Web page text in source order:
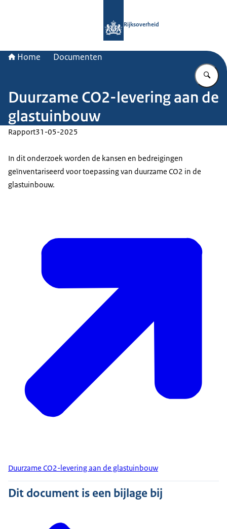
Rijksoverheid
Home Documenten
Duurzame CO2-levering aan de
glastuinbouw
Rapport31-05-2025
In dit onderzoek worden de kansen en bedreigingen
geïnventariseerd voor toepassing van duurzame CO2 in de
glastuinbouw.
Duurzame CO2-levering aan de glastuinbouw
Dit document is een bijlage bij